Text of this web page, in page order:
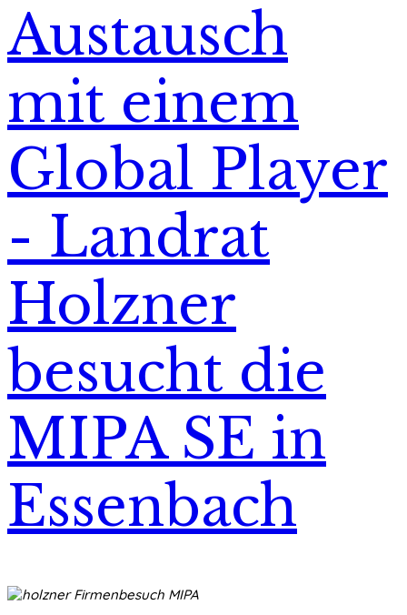
Austausch
mit einem
Global Player
- Landrat
Holzner
besucht die
MIPA SE in
Essenbach